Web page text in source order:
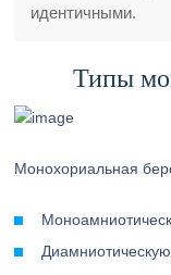
идентичными.
Типы
Монохориальная